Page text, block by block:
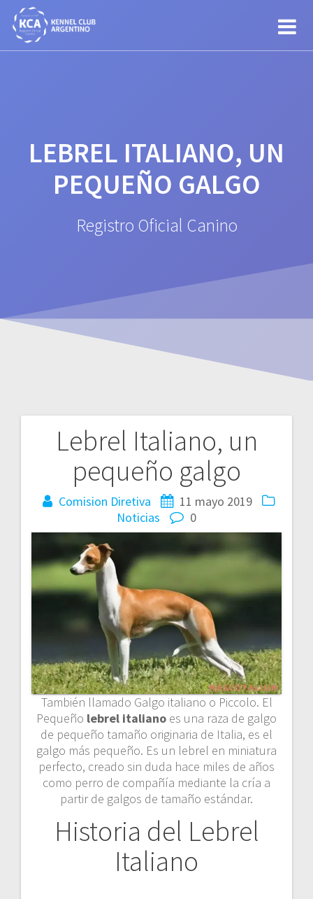
LEBREL ITALIANO, UN
PEQUEÑO GALGO
Registro Oficial Canino
Lebrel Italiano, un
pequeño galgo
Comision Diretiva
11 mayo 2019
Noticias
0
También llamado Galgo italiano o Piccolo. El
Pequeño lebrel italiano es una raza de galgo
de pequeño tamaño originaria de Italia, es el
galgo más pequeño. Es un lebrel en miniatura
perfecto, creado sin duda hace miles de años
como perro de compañía mediante la cría a
partir de galgos de tamaño estándar.
Historia del Lebrel
Italiano
Navegación
entradas